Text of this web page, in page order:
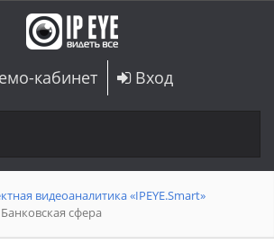
кабинет Вход
видеоаналитика «IPEYE.Smart»
сфера